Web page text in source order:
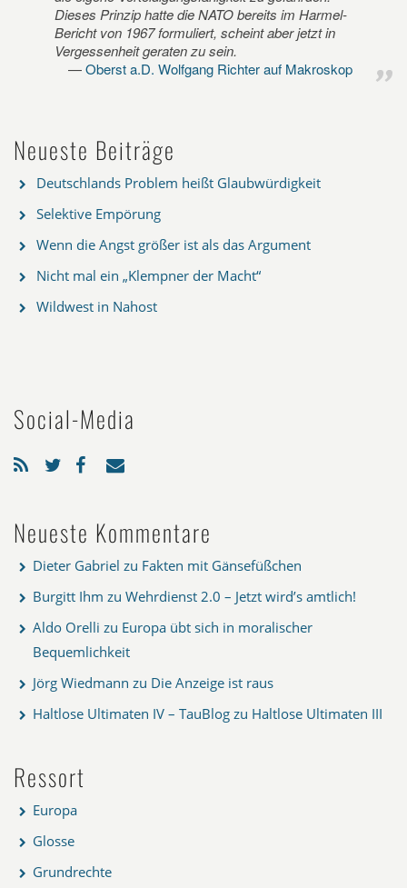
Dieses Prinzip hatte die NATO bereits im Harmel-
Bericht von 1967 formuliert, scheint aber jetzt in
Vergessenheit geraten zu sein.
Oberst a.D. Wolfgang Richter auf Makroskop
Neueste Beiträge
Deutschlands Problem heißt Glaubwürdigkeit
Selektive Empörung
Wenn die Angst größer ist als das Argument
Nicht mal ein „Klempner der Macht“
Wildwest in Nahost
Social-Media
Neueste Kommentare
Dieter Gabriel zu Fakten mit Gänsefüßchen
Burgitt Ihm zu Wehrdienst 2.0 – Jetzt wird’s amtlich!
Aldo Orelli zu Europa übt sich in moralischer
Bequemlichkeit
Jörg Wiedmann zu Die Anzeige ist raus
Haltlose Ultimaten IV – TauBlog zu Haltlose Ultimaten III
Ressort
Europa
Glosse
Grundrechte